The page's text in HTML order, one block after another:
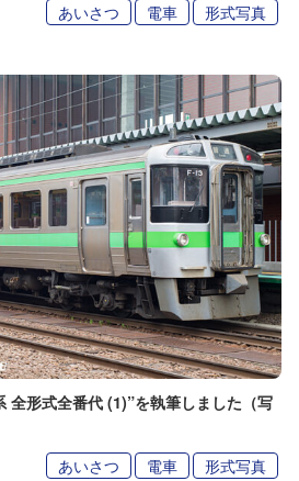
あいさつ 電車 形式写真
全形式全番代 (1)”を執筆しました（写
あいさつ 電車 形式写真